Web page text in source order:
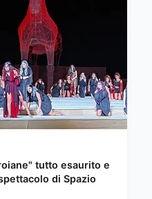
tutto esaurito e
di Spazio